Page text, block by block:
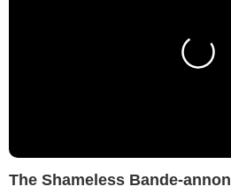
The Shameless Bande-